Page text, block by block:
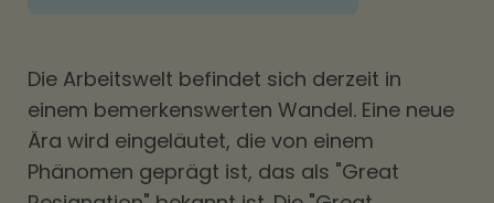
Die Arbeitswelt befindet sich derzeit in
einem bemerkenswerten Wandel. Eine neue
Ära wird eingeläutet, die von einem
Phänomen geprägt ist, das als "Great